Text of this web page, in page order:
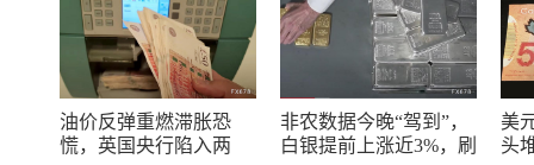
油价反弹重燃滞胀恐
慌，英国央行陷入两
非农数据今晚“驾到”，
白银提前上涨近3%，刷
美
头